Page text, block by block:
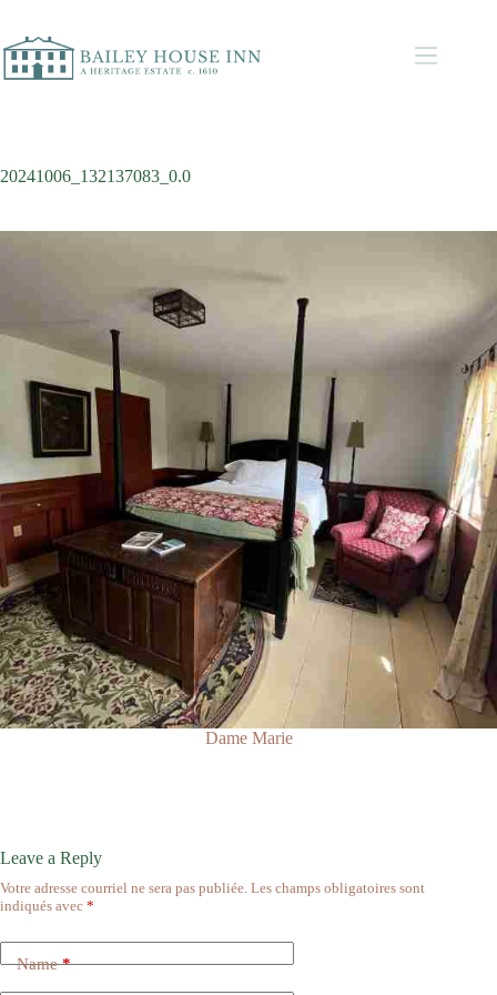
20241006_132137083_0.0
Dame Marie
Leave a Reply
Votre adresse courriel ne sera pas publiée. Les champs obligatoires sont
indiqués avec *
Name*